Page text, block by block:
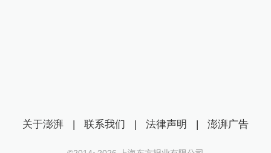
关于澎湃 | 联系我们 | 法律声明 | 澎湃广告